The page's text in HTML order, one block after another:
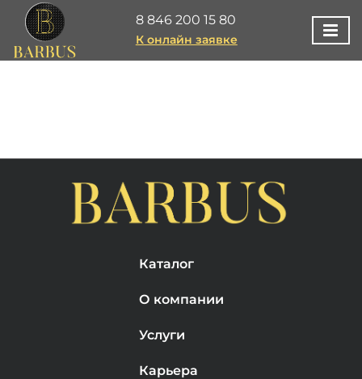
8 846 200 15 80
К онлайн заявке
Каталог
О компании
Услуги
Карьера